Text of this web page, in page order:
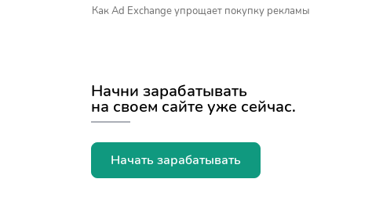
Как Ad Exchange упрощает покупку рекламы
Начни зарабатывать
на своем сайте уже сейчас.
Начать зарабатывать